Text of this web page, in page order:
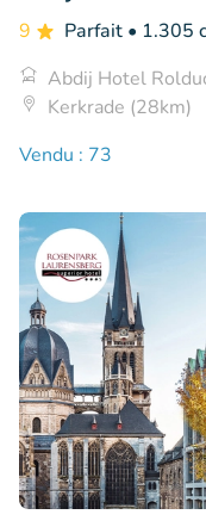
9 Parfait • 1.305
Abdij Hotel
Kerkrade (28km)
Vendu : 73